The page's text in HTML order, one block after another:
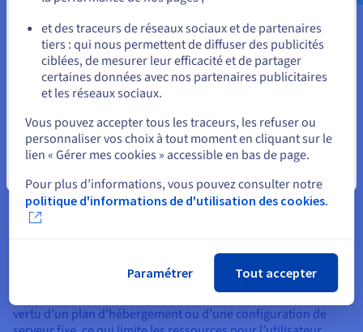
Évolutivité
L’hébergement traditionnel offre une évolutivité limitée. Les
utilisateurs ont souvent besoin d’acheter des serveurs
additionnels, de migrer ou de passer à des plans plus coûteux
lorsqu’ils veulent monter en puissance et prendre en charge
des ressources ou un trafic accrus. A contrario, l’hébergement
cloud est hautement évolutif. Les utilisateurs peuvent
facilement augmenter leur mémoire, leur CPU (processeur) et
leurs instances pour gérer l’augmentation du trafic et des
ressources, sans avoir à investir davantage dans une
infrastructure ni à entreprendre une migration ou un
changement de plan stressant.
L’hébergement traditionnel alloue les ressources (telles que
la mémoire, le stockage et le CPU) de manière statique en
vertu d’un plan d’hébergement ou d’une configuration de
ou
Rester sur le site actuel
Sélectionner un autre site web
et des traceurs de réseaux sociaux et de partenaires
tiers : qui nous permettent de diffuser des publicités
ciblées, de mesurer leur efficacité et de partager
certaines données avec nos partenaires publicitaires
et les réseaux sociaux.
Vous pouvez accepter tous les traceurs, les refuser ou
personnaliser vos choix à tout moment en cliquant sur le
lien « Gérer mes cookies » accessible en bas de page.
Pour plus d’informations, vous pouvez consulter notre
politique d'informations de d'utilisation des cookies.
Paramétrer Tout accepter